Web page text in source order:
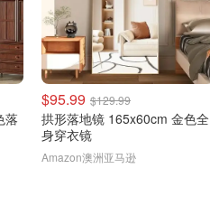
落
$95.99 $129.99
拱形落地镜 165x60cm 金色全
身穿衣镜
Amazon澳洲亚马逊